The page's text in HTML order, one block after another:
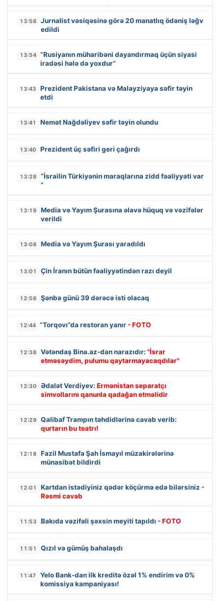
13:56
Jurnalist vəsiqəsinə görə 20 manatlıq ödəniş ləğv
edildi
13:54 “Rusiyanın müharibəni dayandırmaq üçün siyasi
iradəsi hələ də yoxdur”
13:43
Prezident Pakistana və Malayziyaya səfir təyin
etdi
13:41 Nemət Nağdəliyev səfir təyin olundu
13:40 Prezident üç səfiri geri çağırdı
13:28
“İsrailin Türkiyənin maraqlarına zidd fəaliyyəti var
“
13:19
Media və Yayım Şurasına əlavə hüquq və vəzifələr
verildi
13:08 Media və Yayım Şurası yaradıldı
13:01 Çin İranın bütün fəaliyyətindən razı deyil
12:56 Şənbə günü 39 dərəcə isti olacaq
12:44 “Torqovı”da restoran yanır - FOTO
12:38 Vətəndaş Bina.az-dan narazıdır: "İsrar
etməsəydim, pulumu qaytarmayacaqdılar"
12:30 Ədalət Verdiyev: Ermənistan separatçı
simvollarını qanunla qadağan etməlidir
12:29
Qalibaf Trampın təhdidlərinə cavab verib:
qurtarın bu teatrı!
12:18
Fazil Mustafa Şah İsmayıl müzakirələrinə
münasibət bildirdi
12:01 Kartdan istədiyiniz qədər köçürmə edə bilərsiniz -
Rəsmi cavab
11:53 Bakıda vəzifəli şəxsin meyiti tapıldı - FOTO
11:51 Qızıl və gümüş bahalaşdı
11:47
Yelo Bank-dan ilk kreditə özəl 1% endirim və 0%
komissiya kampaniyası!